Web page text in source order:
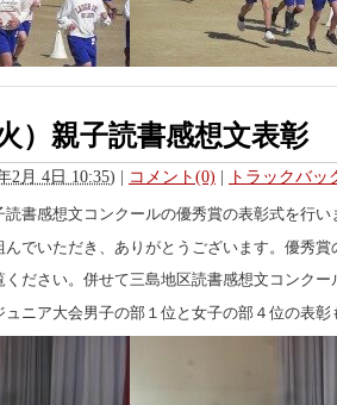
）親子読書感想文表彰
2月 4日 10:35) | コメント(0) | トラックバッ
読書感想文コンクールの優秀賞の表彰式を行い
でいただき、ありがとうございます。優秀賞
ださい。併せて三島地区読書感想文コンクー
ニア大会男子の部１位と女子の部４位の表彰